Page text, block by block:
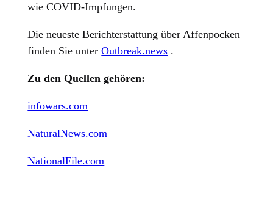
wie COVID-Impfungen.
Die neueste Berichterstattung über Affenpocken
finden Sie unterOutbreak.news .
Zu den Quellen gehören:
infowars.com
NaturalNews.com
NationalFile.com